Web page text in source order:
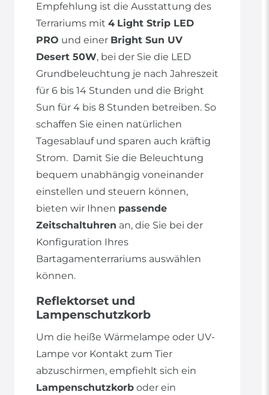
Empfehlung ist die Ausstattung des
Terrariums mit 4 Light Strip LED
PRO und einer Bright Sun UV
Desert 50W, bei der Sie die LED
Grundbeleuchtung je nach Jahreszeit
für 6 bis 14 Stunden und die Bright
Sun für 4 bis 8 Stunden betreiben. So
schaffen Sie einen natürlichen
Tagesablauf und sparen auch kräftig
Strom. Damit Sie die Beleuchtung
bequem unabhängig voneinander
einstellen und steuern können,
bieten wir Ihnen passende
Zeitschaltuhren an, die Sie bei der
Konfiguration Ihres
Bartagamenterrariums auswählen
können.
Reflektorset und
Lampenschutzkorb
Um die heiße Wärmelampe oder UV-
Lampe vor Kontakt zum Tier
abzuschirmen, empfiehlt sich ein
Lampenschutzkorb oder ein